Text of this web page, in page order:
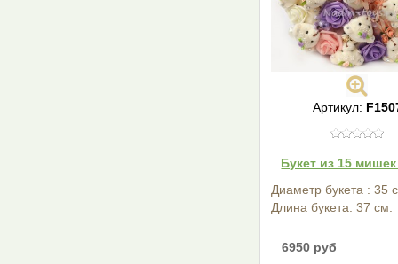
Артикул:
Букет из 15
Диаметр букета : 35
Длина букета: 37 см.
6950 руб